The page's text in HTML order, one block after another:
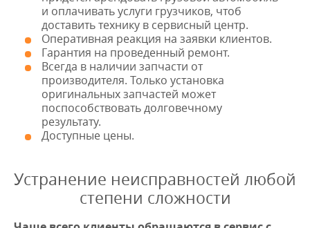
и оплачивать услуги грузчиков, чтоб
доставить технику в сервисный центр.
Оперативная реакция на заявки клиентов.
Гарантия на проведенный ремонт.
Всегда в наличии запчасти от
производителя. Только установка
оригинальных запчастей может
поспособствовать долговечному
результату.
Доступные цены.
Устранение неисправностей любой
степени сложности